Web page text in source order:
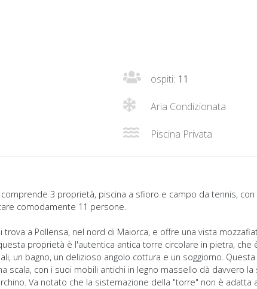
ospiti: 11
Aria Condizionata
Piscina Privata
comprende 3 proprietà, piscina a sfioro e campo da tennis,
comodamente 11 persone.
trova a Pollensa, nel nord di Maiorca, e offre una vista
proprietà è l'autentica antica torre circolare in pietra, che
un bagno, un delizioso angolo cottura e un soggiorno.
scala, con i suoi mobili antichi in legno massello dà davvero
Va notato che la sistemazione della "torre" non è adatta